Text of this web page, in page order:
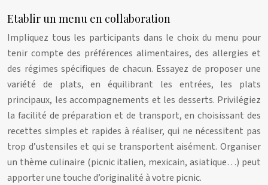
Etablir un menu en collaboration
Impliquez tous les participants dans le choix du menu pour
tenir compte des préférences alimentaires, des allergies et
des régimes spécifiques de chacun. Essayez de proposer une
variété de plats, en équilibrant les entrées, les plats
principaux, les accompagnements et les desserts. Privilégiez
la facilité de préparation et de transport, en choisissant des
recettes simples et rapides à réaliser, qui ne nécessitent pas
trop d’ustensiles et qui se transportent aisément. Organiser
un thème culinaire (picnic italien, mexicain, asiatique…) peut
apporter une touche d’originalité à votre picnic.